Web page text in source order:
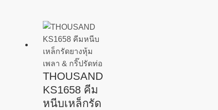
THOUSAND
KS1658 คีม
หนีบเหล็กรัด